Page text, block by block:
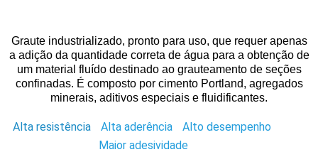
Graute industrializado, pronto para uso, que requer apenas
a adição da quantidade correta de água para a obtenção de
um material fluído destinado ao grauteamento de seções
confinadas. É composto por cimento Portland, agregados
minerais, aditivos especiais e fluidificantes.
Alta resistência Alta aderência
Alto desempenho
Maior adesividade